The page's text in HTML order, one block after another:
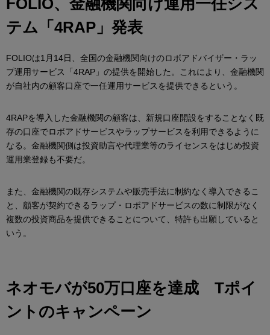
FOLIO、金融機関向け運用一任シス
テム「4RAP」発表
FOLIOは1月14日、全国の金融機関向けのロボアドバイザー・ラッ
プ運用サービス「4RAP」の提供を開始した。これにより、金融機関
が自社内の顧客口座で一任運用サービスを提供できるという。
4RAPを導入した金融機関の顧客は、新規口座開設をすることなく既
存の口座でロボアドサービスやラップサービスを利用できるように
なる。金融機関側は投資助言や代理業等のライセンスをはじめ投資
運用業登録も不要だ。
また、金融機関の既存システムや販売手法に制約なく導入できるこ
と、顧客が契約できるラップ・ロボアドサービスの数に制限がなく
複数の投資商品を提供できることについて、特許も出願していると
いう。
ネオモバが50万口座を達成 Tポイ
ントのキャンペーン